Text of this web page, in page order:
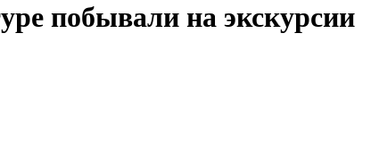
побывали на экскурсии